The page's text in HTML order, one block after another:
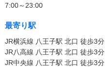
7:00～23:00
最寄り駅
JR横浜線 八王子駅 北口 徒歩3分
JR八高線 八王子駅 北口 徒歩3分
JR中央線 八王子駅 北口 徒歩3分